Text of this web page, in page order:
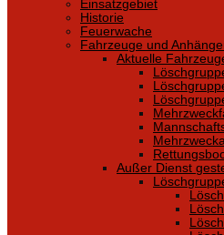
Einsatzgebiet
Historie
Feuerwache
Fahrzeuge und
Aktuelle
Außer Dienst